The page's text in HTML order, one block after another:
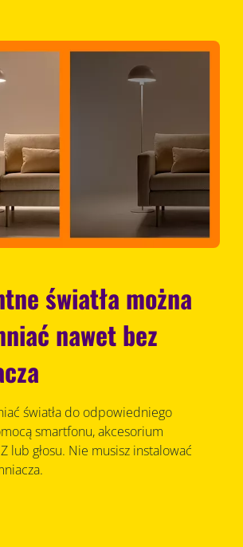
światła można
nawet bez
światła do odpowiedniego
smartfonu, akcesorium
lub głosu. Nie musisz instalować